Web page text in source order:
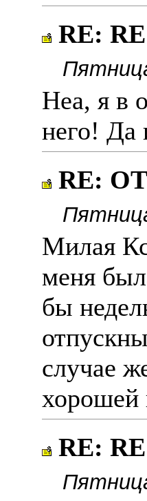
RE:
Неа, я в
него! Да
RE:
Милая
меня
бы
случае
хорошей
RE: